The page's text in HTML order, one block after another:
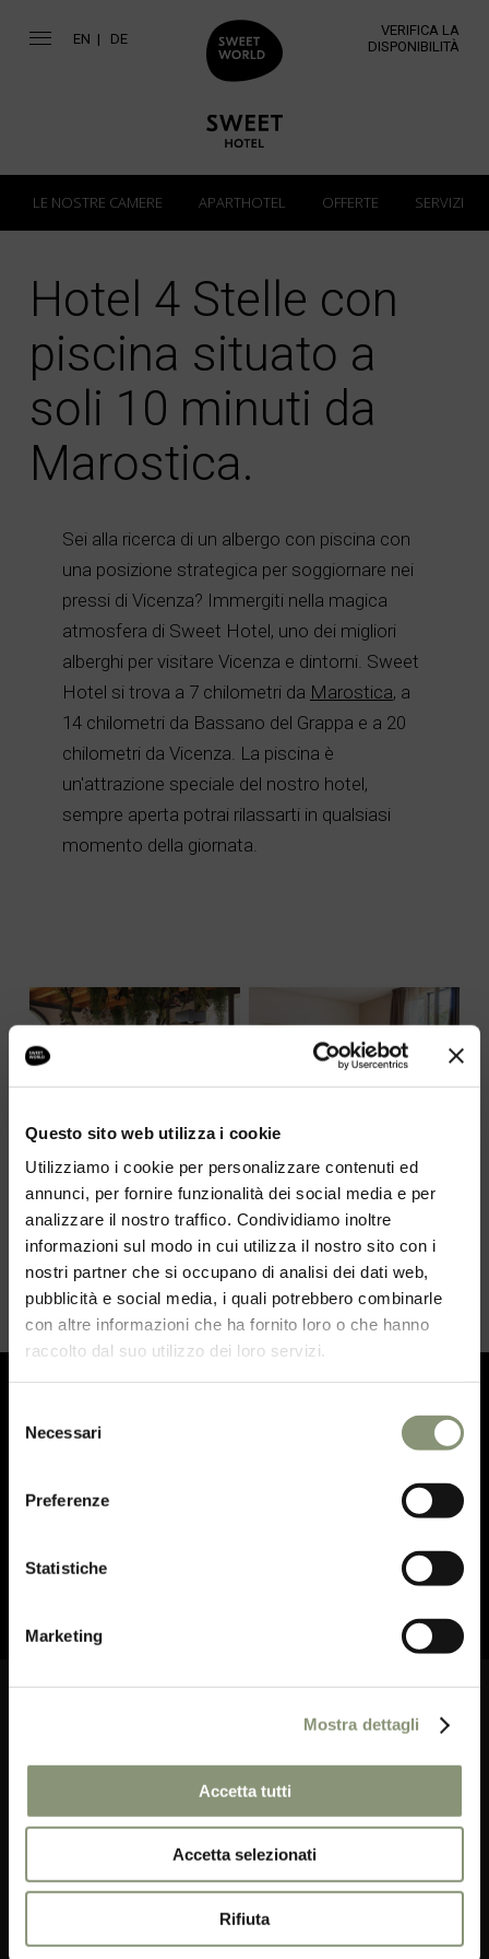
Questo sito web utilizza i cookie
Utilizziamo i cookie per personalizzare contenuti ed
annunci, per fornire funzionalità dei social media e per
analizzare il nostro traffico. Condividiamo inoltre
informazioni sul modo in cui utilizza il nostro sito con i
nostri partner che si occupano di analisi dei dati web,
pubblicità e social media, i quali potrebbero combinarle
con altre informazioni che ha fornito loro o che hanno
raccolto dal suo utilizzo dei loro servizi.
delNecessari
Preferenze
Statistiche
Marketing
Mostra dettagli
Accetta tutti
Accetta selezionati
Rifiuta
EN DE
VERIFICA LA
DISPONIBILITÀ
Hotel 4 Stelle con
piscina situato a
soli 10 minuti da
Marostica.
Sei alla ricerca di un albergo con piscina con
una posizione strategica per soggiornare nei
pressi di Vicenza? Immergiti nella magica
atmosfera di Sweet Hotel, uno dei migliori
alberghi per visitare Vicenza e dintorni. Sweet
Hotel si trova a 7 chilometri da Marostica, a
14 chilometri da Bassano del Grappa e a 20
chilometri da Vicenza. La piscina è
un'attrazione speciale del nostro hotel,
sempre aperta potrai rilassarti in qualsiasi
momento della giornata.
LE NOSTRE CAMERE APARTHOTEL OFFERTE SERVIZI
Iscriviti alla
per
e ricevere offerte esclusive.
Food, relax, wine, music, art, awakening:
enjoy the conversation we love.